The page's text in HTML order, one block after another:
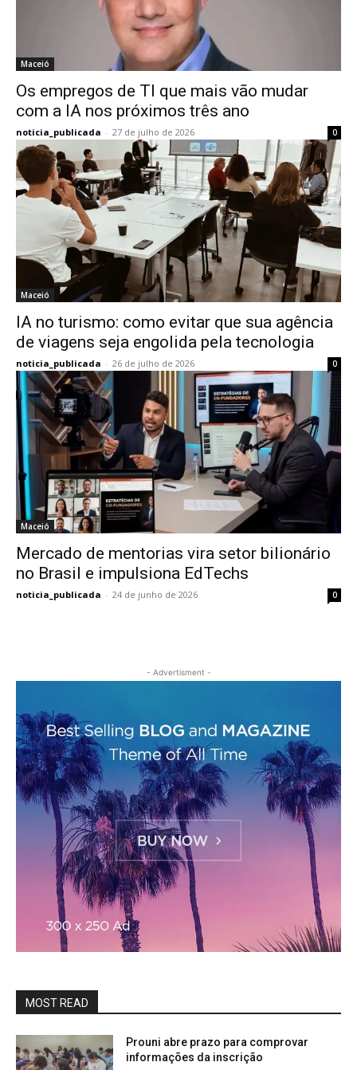
Maceió
Os empregos de TI que mais vão mudar
com a IA nos próximos três ano
noticia_publicada - 27 de julho de 2026 0
Maceió
IA no turismo: como evitar que sua agência
de viagens seja engolida pela tecnologia
noticia_publicada - 26 de julho de 2026 0
Maceió
Mercado de mentorias vira setor bilionário
no Brasil e impulsiona EdTechs
noticia_publicada - 24 de junho de 2026 0
- Advertisment -
MOST READ
Prouni abre prazo para comprovar
informações da inscrição